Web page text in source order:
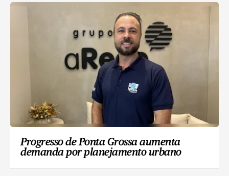
Progresso de Ponta Grossa aumenta
demanda por planejamento urbano